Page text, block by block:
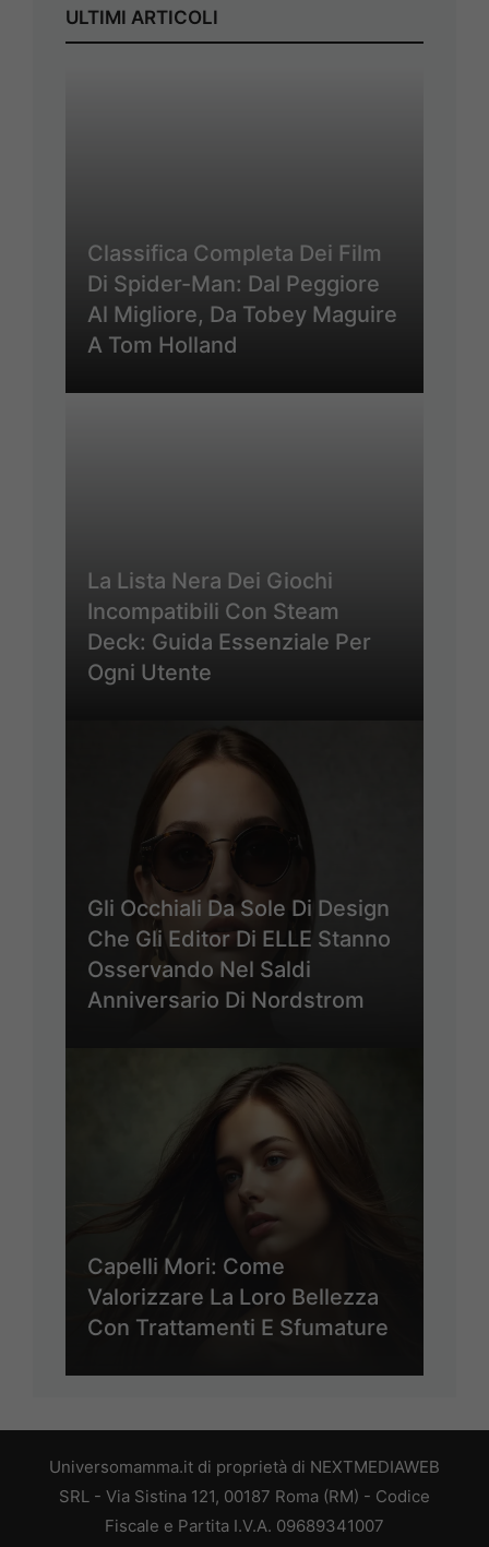
ULTIMI ARTICOLI
Classifica Completa Dei Film
Di Spider-Man: Dal Peggiore
Al Migliore, Da Tobey Maguire
A Tom Holland
La Lista Nera Dei Giochi
Incompatibili Con Steam
Deck: Guida Essenziale Per
Ogni Utente
Gli Occhiali Da Sole Di Design
Che Gli Editor Di ELLE Stanno
Osservando Nel Saldi
Anniversario Di Nordstrom
Capelli Mori: Come
Valorizzare La Loro Bellezza
Con Trattamenti E Sfumature
Universomamma.it di proprietà di NEXTMEDIAWEB
SRL - Via Sistina 121, 00187 Roma (RM) - Codice
Fiscale e Partita I.V.A. 09689341007